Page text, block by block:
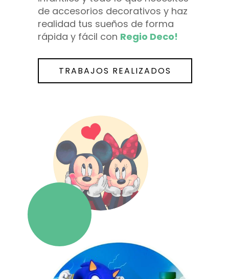
de accesorios decorativos y haz
realidad tus sueños de forma
rápida y fácil con Regio Deco!
TRABAJOS REALIZADOS